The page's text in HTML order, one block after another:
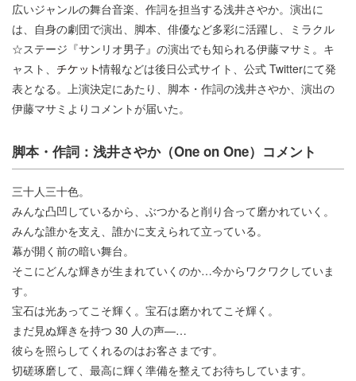
広いジャンルの舞台音楽、作詞を担当する浅井さやか。演出に
は、自身の劇団で演出、脚本、俳優など多彩に活躍し、ミラクル
☆ステージ『サンリオ男子』の演出でも知られる伊藤マサミ。キ
ャスト、
情報などは後日公式サイト、公式 Twitterにて発
表となる。上演決定にあたり、脚本・作詞の浅井さやか、演出の
伊藤マサミよりコメントが届いた。
脚本・作詞：浅井さやか（One on One）コメント
三十人三十色。
みんな凸凹しているから、ぶつかると削り合って磨かれていく。
みんな誰かを支え、誰かに支えられて立っている。
幕が開く前の暗い舞台。
そこにどんな輝きが生まれていくのか…今からワクワクしていま
す。
宝石は光あってこそ輝く。宝石は磨かれてこそ輝く。
まだ見ぬ輝きを持つ 30 人の声―…
彼らを照らしてくれるのはお客さまです。
切磋琢磨して、最高に輝く準備を整えてお待ちしています。